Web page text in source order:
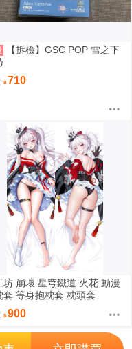
【拆檢】GSC POP 雪之下
710
坊 崩壞 星穹鐵道 火花 動漫
套 等身抱枕套 枕頭套
900